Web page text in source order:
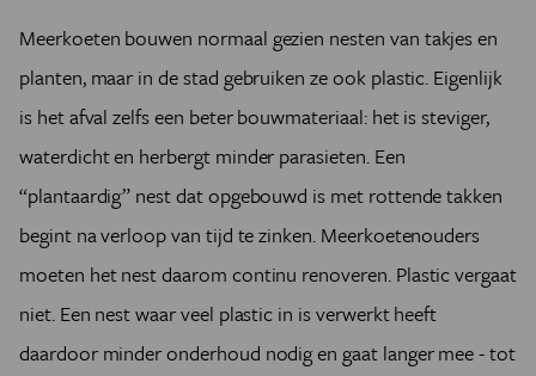
Meerkoeten bouwen normaal gezien nesten van takjes en
planten, maar in de stad gebruiken ze ook plastic. Eigenlijk
is het afval zelfs een beter bouwmateriaal: het is steviger,
waterdicht en herbergt minder parasieten. Een
“plantaardig” nest dat opgebouwd is met rottende takken
begint na verloop van tijd te zinken. Meerkoetenouders
moeten het nest daarom continu renoveren. Plastic vergaat
niet. Een nest waar veel plastic in is verwerkt heeft
daardoor minder onderhoud nodig en gaat langer mee - tot